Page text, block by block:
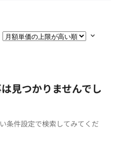
見つかりませんでし
条件設定で検索してみてくだ